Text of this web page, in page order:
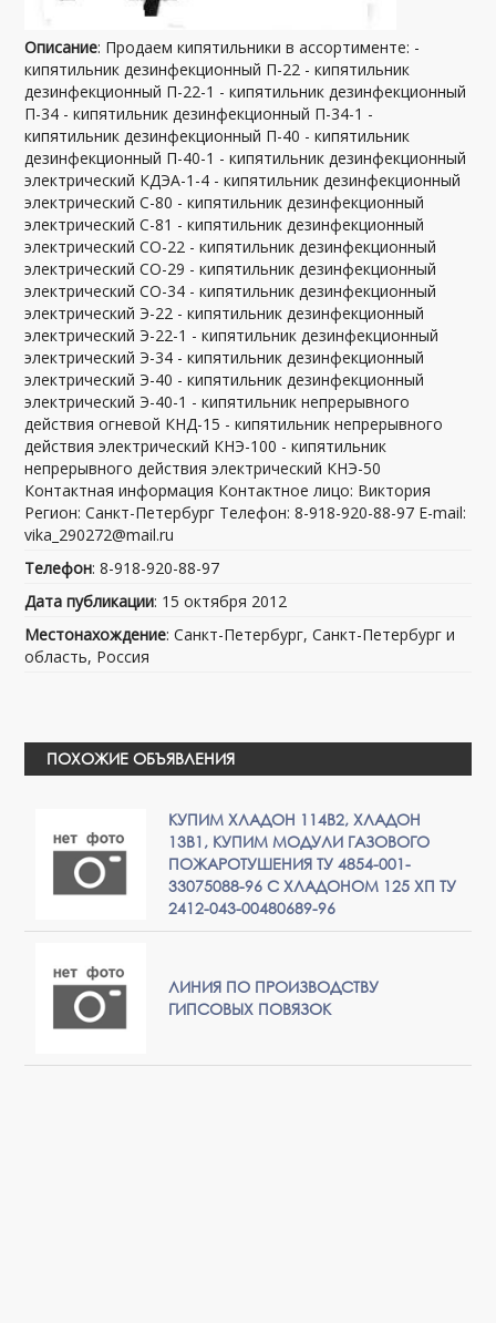
Описание: Продаем кипятильники в ассортименте: -
кипятильник дезинфекционный П-22 - кипятильник
дезинфекционный П-22-1 - кипятильник дезинфекционный
П-34 - кипятильник дезинфекционный П-34-1 -
кипятильник дезинфекционный П-40 - кипятильник
дезинфекционный П-40-1 - кипятильник дезинфекционный
электрический КДЭА-1-4 - кипятильник дезинфекционный
электрический С-80 - кипятильник дезинфекционный
электрический С-81 - кипятильник дезинфекционный
электрический СО-22 - кипятильник дезинфекционный
электрический СО-29 - кипятильник дезинфекционный
электрический СО-34 - кипятильник дезинфекционный
электрический Э-22 - кипятильник дезинфекционный
электрический Э-22-1 - кипятильник дезинфекционный
электрический Э-34 - кипятильник дезинфекционный
электрический Э-40 - кипятильник дезинфекционный
электрический Э-40-1 - кипятильник непрерывного
действия огневой КНД-15 - кипятильник непрерывного
действия электрический КНЭ-100 - кипятильник
непрерывного действия электрический КНЭ-50
Контактная информация Контактное лицо: Виктория
Регион: Санкт-Петербург Телефон: 8-918-920-88-97 E-mail:
vika_290272@mail.ru
Телефон: 8-918-920-88-97
Дата публикации: 15 октября 2012
Местонахождение: Санкт-Петербург, Санкт-Петербург и
область, Россия
ПОХОЖИЕ ОБЪЯВЛЕНИЯ
КУПИМ ХЛАДОН 114В2, ХЛАДОН
13В1, КУПИМ МОДУЛИ ГАЗОВОГО
ПОЖАРОТУШЕНИЯ ТУ 4854-001-
33075088-96 С ХЛАДОНОМ 125 ХП ТУ
2412-043-00480689-96
ЛИНИЯ ПО ПРОИЗВОДСТВУ
ГИПСОВЫХ ПОВЯЗОК